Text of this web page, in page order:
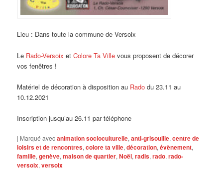
Lieu : Dans toute la commune de Versoix
Le Rado-Versoix etColore Ta Ville vous proposent de décorer
vos fenêtres !
Matériel de décoration à disposition au Rado du 23.11 au
10.12.2021
Inscription jusqu’au 26.11 par téléphone
| Marqué avecanimation socioculturelle,anti-grisouille,centre de
loisirs et de rencontres,colore ta ville,décoration,évènement,
famille,genève,maison de quartier,Noël,radis,rado,rado-
versoix,versoix